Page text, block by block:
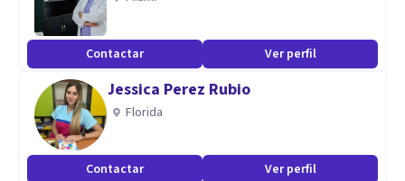
Contactar Ver perfil
Jessica Perez Rubio
Florida
Contactar Ver perfil